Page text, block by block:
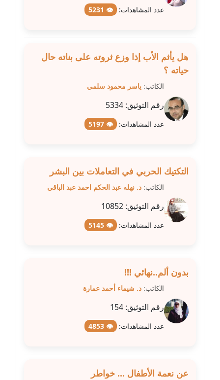
متوفي
مدونة عاصم عرابي
مدونة عبد الرحمن محمد
عاملة
مدونة عبد الكريم موسى
عاملة
مدونة عبير بسيوني
مدونة عبير سعد
عاملة
عدد المشاهدات: 👁 5231
هل يأثم الأب إذا وزع ثروته على بناته حال
حياته ؟
الكاتب: ياسر محمود سلمي
رقم التوثيق: 5334
عدد المشاهدات: 👁 5197
التكتيك الحربي في التعاملات بين البشر
الكاتب: د. نهله عبد الحكم احمد عبد الباقي
رقم التوثيق: 10852
عدد المشاهدات: 👁 5145
بدون ألم..نهائي !!!
الكاتب: د. شيماء أحمد عمارة
رقم التوثيق: 154
عدد المشاهدات: 👁 4853
عن نعمة الأطفال ... خواطر